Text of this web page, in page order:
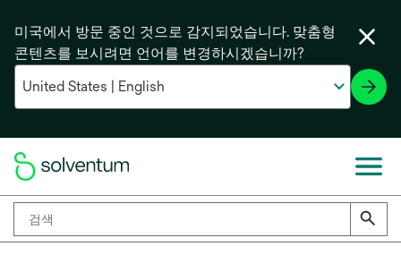
미국에서 방문 중인 것으로 감지되었습니다. 맞춤형
콘텐츠를 보시려면 언어를 변경하시겠습니까?